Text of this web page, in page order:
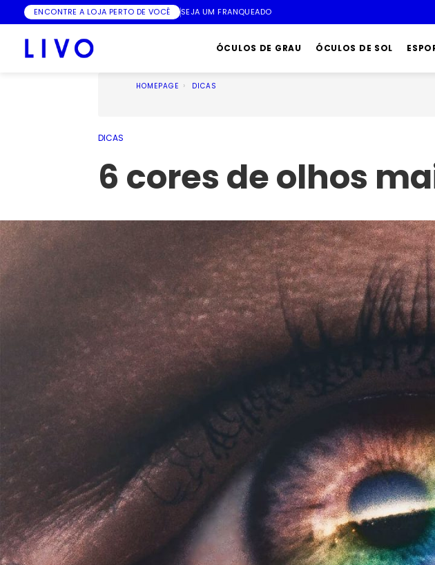
ENCONTRE A LOJA PERTO DE VOCÊ SEJA UM FRANQUEADO
ÓCULOS DE GRAU ÓCULOS DE SOL
HOMEPAGE DICAS
DICAS
6 cores de olhos